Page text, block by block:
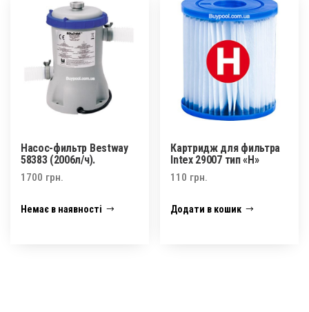
Насос-фильтр Bestway
58383 (2006л/ч).
1700 грн.
Немає в наявності
Картридж для фильтра
Intex 29007 тип «H»
110 грн.
Додати в кошик